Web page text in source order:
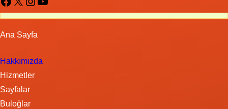
Ana Sayfa
Hakkımızda
Hizmetler
Sayfalar
Buloğlar